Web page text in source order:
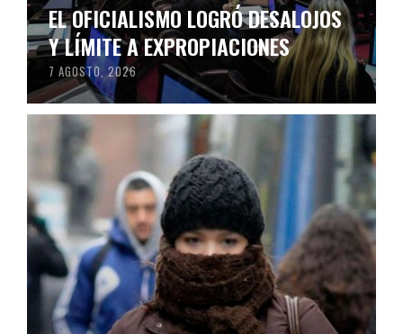
EL OFICIALISMO LOGRÓ DESALOJOS
Y LÍMITE A EXPROPIACIONES
7 AGOSTO, 2026